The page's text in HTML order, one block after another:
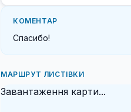
КОМЕНТАР
Спасибо!
МАРШРУТ ЛИСТІВКИ
Завантаження карти...